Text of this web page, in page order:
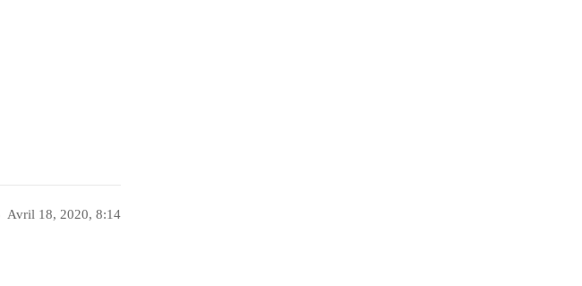
Avril 18, 2020, 8:14